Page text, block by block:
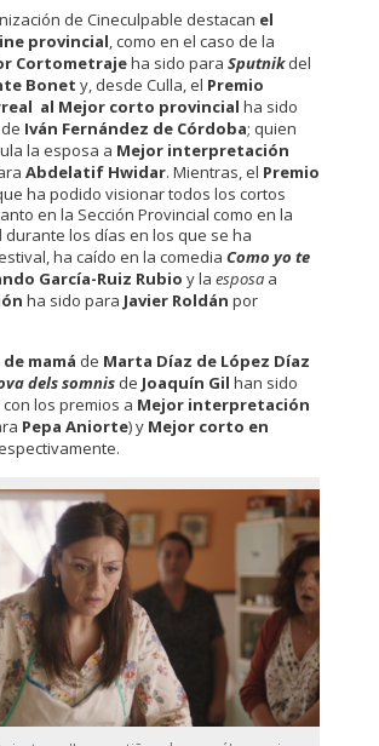
de Cineculpable destacan el
provincial, como en el caso de la
Cortometrajeha sido para Sputnikdel
Bonet y, desde Culla, el Premio
al Mejor corto provincial ha sido
Iván Fernández de Córdoba; quien
la esposa a Mejor interpretación
Abdelatif Hwidar. Mientras, el Premio
ha podido visionar todos los cortos
en la Sección Provincial como en la
durante los días en los que se ha
ha caído en la comedia Como yo te
García-Ruiz Rubio y la esposa a
ha sido para Javier Roldán por
mamá de Marta Díaz de López Díaz
dels somnis de Joaquín Gil han sido
los premios a Mejor interpretación
Pepa Aniorte) y Mejor corto en